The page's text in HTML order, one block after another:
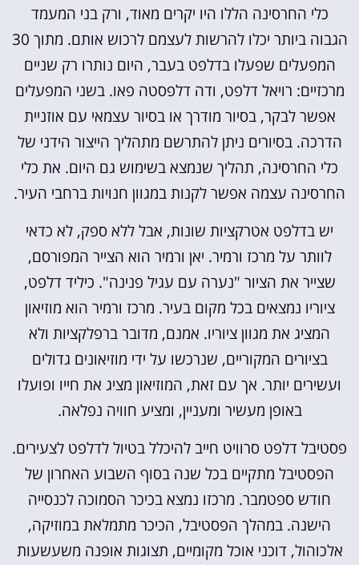
כלי החרסינה הללו היו יקרים מאוד, ורק בני המעמד
הגבוה ביותר יכלו להרשות לעצמם לרכוש אותם. מתוך 30
המפעלים שפעלו בדלפט בעבר, היום נותרו רק שניים
מרכזיים: רויאל דלפט, ודה דלפסטה פאו. בשני המפעלים
אפשר לבקר, בסיור מודרך או בסיור עצמאי עם אוזניית
הדרכה. בסיורים ניתן להתרשם מתהליך הייצור הידני של
כלי החרסינה, תהליך שנמצא בשימוש גם היום. את כלי
החרסינה עצמה אפשר לקנות במגוון חנויות ברחבי העיר.
יש בדלפט אטרקציות שונות, אבל ללא ספק, לא כדאי
לוותר על מרכז ורמיר. יאן ורמיר הוא הצייר המפורסם,
שצייר את הציור "נערה עם עגיל פנינה". כיליד דלפט,
ציוריו נמצאים בכל מקום בעיר. מרכז ורמיר הוא מוזיאון
המציג את מגוון ציוריו. אמנם, מדובר ברפלקציות ולא
בציורים המקוריים, שנרכשו על ידי מוזיאונים גדולים
ועשירים יותר. אך עם זאת, המוזיאון מציג את חייו ופועלו
באופן מעשיר ומעניין, ומציע חוויה נפלאה.
פסטיבל דלפט סרוויט חייב להיכלל בטיול לדלפט לצעירים.
הפסטיבל מתקיים בכל שנה בסוף השבוע האחרון של
חודש ספטמבר. מרכזו נמצא בכיכר הסמוכה לכנסייה
הישנה. במהלך הפסטיבל, הכיכר מתמלאת במוזיקה,
אלכוהול, דוכני אוכל מקומיים, תצוגות אופנה משעשעות